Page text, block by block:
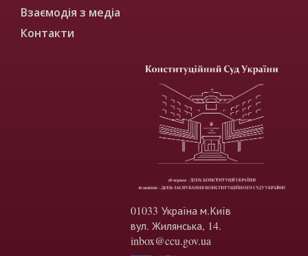
Взаємодія з медіа
Контакти
01033 Україна м.Київ
вул. Жилянська, 14.
inbox@ccu.gov.ua